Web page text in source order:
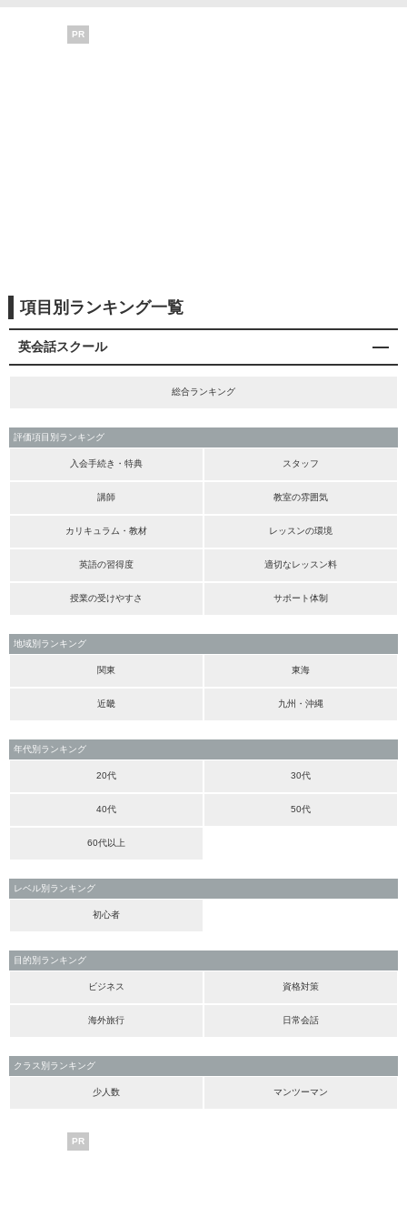
PR
項目別ランキング一覧
英会話スクール
総合ランキング
評価項目別ランキング
入会手続き・特典 スタッフ
講師 教室の雰囲気
カリキュラム・教材 レッスンの環境
英語の習得度 適切なレッスン料
授業の受けやすさ サポート体制
地域別ランキング
関東 東海
近畿 九州・沖縄
年代別ランキング
20代 30代
40代 50代
60代以上
レベル別ランキング
初心者
目的別ランキング
ビジネス 資格対策
海外旅行 日常会話
クラス別ランキング
少人数 マンツーマン
PR